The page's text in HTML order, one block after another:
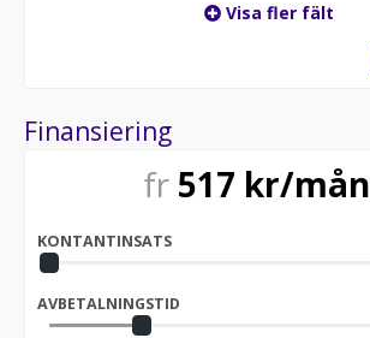
Visa fler fält
Finansiering
fr 517 kr/mån
KONTANTINSATS
AVBETALNINGSTID